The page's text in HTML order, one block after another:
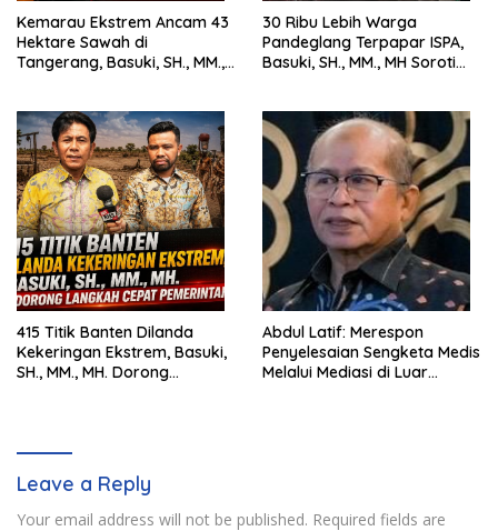
Kemarau Ekstrem Ancam 43
Hektare Sawah di
Tangerang, Basuki, SH., MM.,
30 Ribu Lebih Warga
Pandeglang Terpapar ISPA,
Basuki, SH., MM., MH Soroti
415 Titik Banten Dilanda
Kekeringan Ekstrem, Basuki,
SH., MM., MH. Dorong
Abdul Latif: Merespon
Penyelesaian Sengketa Medis
Melalui Mediasi di Luar
Leave a Reply
Your email address will not be published. Required fields are